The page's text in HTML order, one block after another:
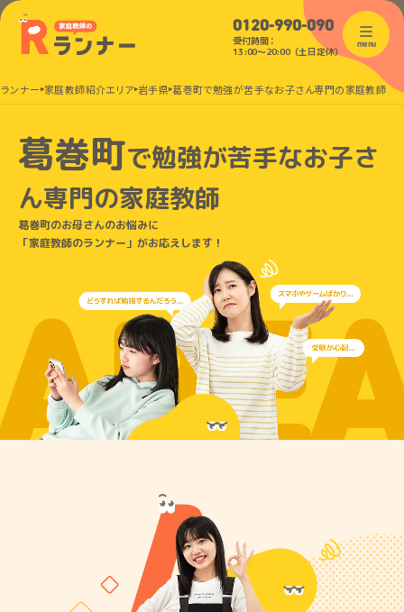
0120-990-090
受付時間：
13:00〜20:00（土日定休）
menu
ンナー 家庭教師紹介エリア 岩手県 葛巻町で勉強が苦手なお子さん専門の家庭教師
葛巻町で勉強が苦手なお子さ
ん専門の家庭教師
葛巻町のお母さんのお悩みに
「家庭教師のランナー」がお応えします！